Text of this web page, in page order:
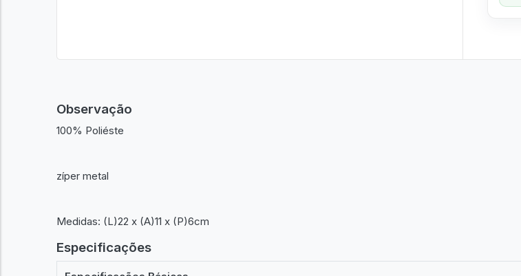
Observação
100% Poliéste
zíper metal
Medidas: (L)22 x (A)11 x (P)6cm
Especificações